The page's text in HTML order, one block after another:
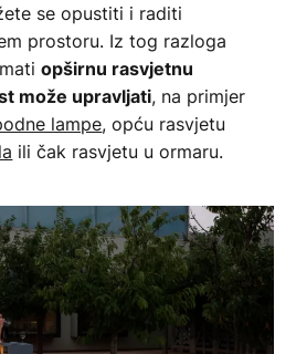
se opustiti i raditi
prostoru. Iz tog razloga
opširnu rasvjetnu
može upravljati, na primjer
lampe, opću rasvjetu
ili čak rasvjetu u ormaru.